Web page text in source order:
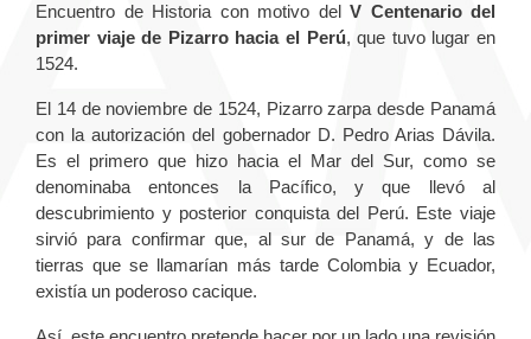
Encuentro de Historia con motivo del V Centenario del
primer viaje de Pizarro hacia el Perú, que tuvo lugar en
1524.
El 14 de noviembre de 1524, Pizarro zarpa desde Panamá
con la autorización del gobernador D. Pedro Arias Dávila.
Es el primero que hizo hacia el Mar del Sur, como se
denominaba entonces la Pacífico, y que llevó al
descubrimiento y posterior conquista del Perú. Este viaje
sirvió para confirmar que, al sur de Panamá, y de las
tierras que se llamarían más tarde Colombia y Ecuador,
existía un poderoso cacique.